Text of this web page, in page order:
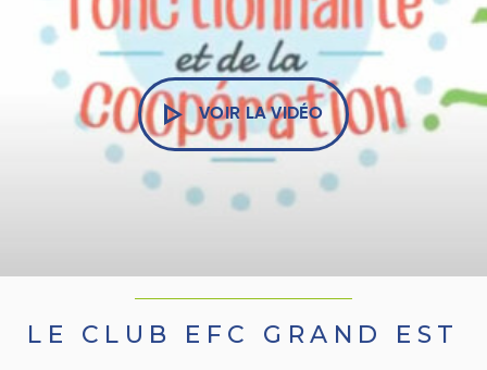
VOIR LA VIDÉO
LE CLUB EFC GRAND EST